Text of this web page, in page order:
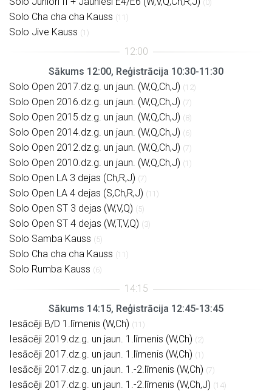
(0)
Solo Cha cha cha Kauss (11)
Solo Jive Kauss (1)
Sākums 12:00, Reģistrācija 10:30-11:30
Solo Open 2017.dz.g. un jaun. (W,Q,Ch,J) (12)
Solo Open 2016.dz.g. un jaun. (W,Q,Ch,J) (7)
Solo Open 2015.dz.g. un jaun. (W,Q,Ch,J) (8)
Solo Open 2014.dz.g. un jaun. (W,Q,Ch,J) (6)
Solo Open 2012.dz.g. un jaun. (W,Q,Ch,J) (7)
Solo Open 2010.dz.g. un jaun. (W,Q,Ch,J) (1)
Solo Open LA 3 dejas (Ch,R,J) (7)
Solo Open LA 4 dejas (S,Ch,R,J) (11)
Solo Open ST 3 dejas (W,V,Q) (5)
Solo Open ST 4 dejas (W,T,V,Q) (3)
Solo Samba Kauss (5)
Solo Cha cha cha Kauss (11)
Solo Rumba Kauss (6)
Sākums 14:15, Reģistrācija 12:45-13:45
Iesācēji B/D 1.līmenis (W,Ch) (11)
Iesācēji 2019.dz.g. un jaun. 1.līmenis (W,Ch) (2)
Iesācēji 2017.dz.g. un jaun. 1.līmenis (W,Ch) (1)
Iesācēji 2017.dz.g. un jaun. 1.-2.līmenis (W,Ch) (7)
Iesācēji 2017.dz.g. un jaun. 1.-2.līmenis (W,Ch,J) (14)